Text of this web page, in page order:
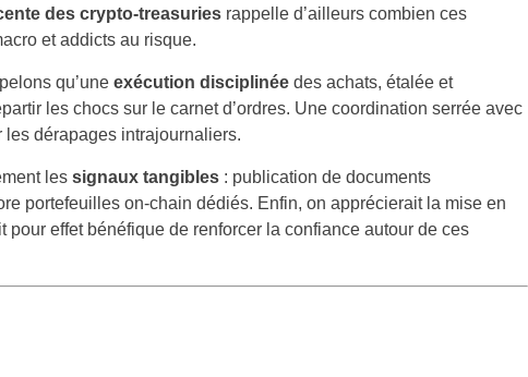
des crypto-treasuriesrappelle d’ailleurs combien ces
et addicts au risque.
qu’une exécution disciplinéedes achats, étalée et
les chocs sur le carnet d’ordres. Une coordination serrée avec
les dérapages intrajournaliers.
les signaux tangibles: publication de documents
portefeuilles on-chain dédiés. Enfin, on apprécierait la mise en
effet bénéfique de renforcer la confiance autour de ces